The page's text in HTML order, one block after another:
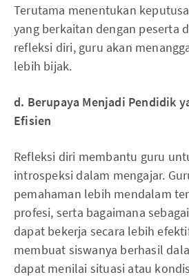
Terutama menentukan
yang berkaitan dengan peserta
refleksi diri, guru akan
lebih bijak.
d. Berupaya Menjadi Pendidik
Efisien
Refleksi diri membantu guru
introspeksi dalam mengajar.
pemahaman lebih mendalam
profesi, serta bagaimana
dapat bekerja secara lebih
membuat siswanya berhasil
dapat menilai situasi atau